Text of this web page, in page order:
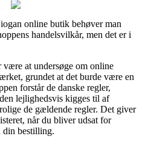
online butik behøver man
handelsvilkår, men det er i
at undersøge om online
grundet at det burde være en
forstår de danske regler,
lejlighedsvis kigges til af
de gældende regler. Det giver
når du bliver udsat for
din bestilling.